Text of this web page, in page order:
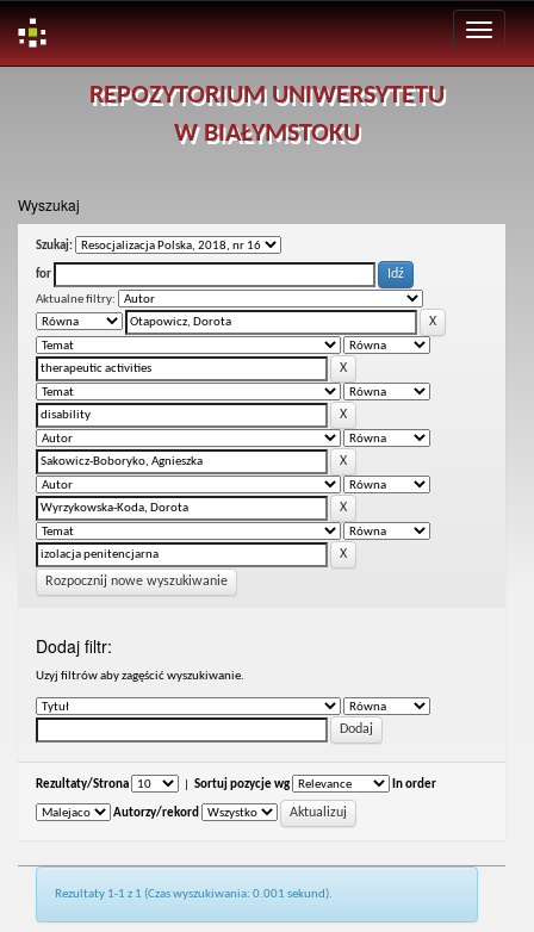
REPOZYTORIUM UNIWERSYTETU
W BIAŁYMSTOKU
Wyszukaj
Szukaj:
for
Aktualne filtry:
Rozpocznij nowe wyszukiwanie
Dodaj filtr:
Uzyj filtrów aby zagęścić wyszukiwanie.
Rezultaty/Strona Sortuj pozycje wg In order
Autorzy/rekord
Rezultaty 1-1 z 1 (Czas wyszukiwania: 0.001 sekund).